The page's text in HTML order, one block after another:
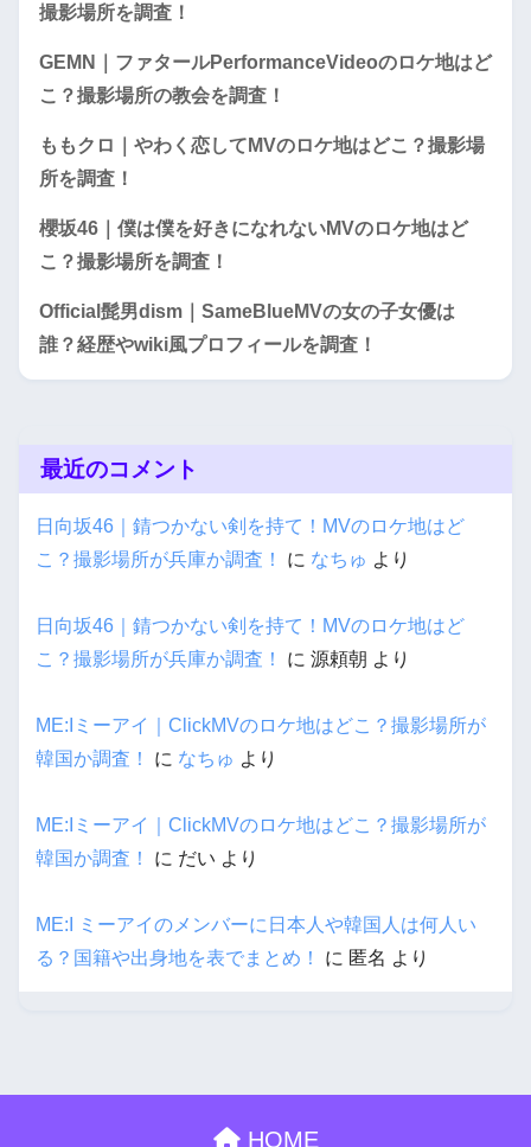
撮影場所を調査！
GEMN｜ファタールPerformanceVideoのロケ地はど
こ？撮影場所の教会を調査！
ももクロ｜やわく恋してMVのロケ地はどこ？撮影場
所を調査！
櫻坂46｜僕は僕を好きになれないMVのロケ地はど
こ？撮影場所を調査！
Official髭男dism｜SameBlueMVの女の子女優は
誰？経歴やwiki風プロフィールを調査！
最近のコメント
日向坂46｜錆つかない剣を持て！MVのロケ地はど
こ？撮影場所が兵庫か調査！
に なちゅ より
日向坂46｜錆つかない剣を持て！MVのロケ地はど
こ？撮影場所が兵庫か調査！
に 源頼朝 より
ME:Iミーアイ｜ClickMVのロケ地はどこ？撮影場所が
韓国か調査！
に なちゅ より
ME:Iミーアイ｜ClickMVのロケ地はどこ？撮影場所が
韓国か調査！
に だい より
ME:I ミーアイのメンバーに日本人や韓国人は何人い
る？国籍や出身地を表でまとめ！
に 匿名 より
HOME